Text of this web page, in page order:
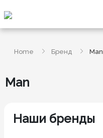
Home Бренд Man
Man
Наши бренды